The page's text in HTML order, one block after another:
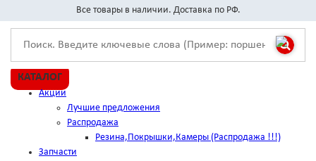
Все товары в наличии. Доставка по РФ.
КАТАЛОГ
Акции
Лучшие предложения
Распродажа
Резина,Покрышки,Камеры (Распродажа !!!)
Запчасти